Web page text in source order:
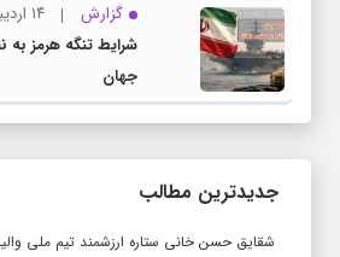
گزارش
۱۴ اردیبهشت ۱۴۰۵
شرایط تنگه هرمز به
جهان
جدیدترین مطالب
شقایق حسن خانی ستاره ارزشمند تیم ملی